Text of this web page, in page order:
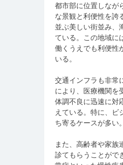
都市部に位置しなが
な景観と利便性を誇
並ぶ美しい街並み、
ている。この地域に
働くうえでも利便性
いる。
交通インフラも非常
により、医療機関を
体調不良に迅速に対
えている。特に、ビ
ち寄るケースが多い。
また、高齢者や家族
診てもらうことがで